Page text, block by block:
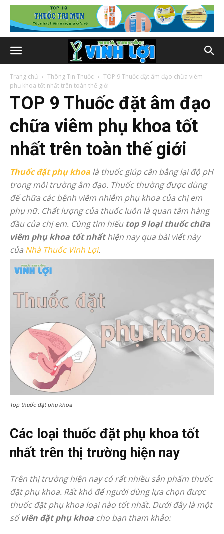
Trang chủ Thông Tin Thuốc
TOP 9 Thuốc đặt âm đạo chữa viêm
phụ khoa tốt nhất trên toàn thế giới
TOP 9 Thuốc đặt âm đạo
chữa viêm phụ khoa tốt
nhất trên toàn thế giới
Thuốc đặt phụ khoa là thuốc giúp cân bằng lại độ pH
trong môi trường âm đạo. Thuốc thường được dùng
để chữa các bệnh viêm nhiễm phụ khoa của chị em
phụ nữ. Chất lượng của thuốc luôn là quan tâm hàng
đầu của chị em. Cùng tìm hiểutop 9 loại thuốc chữa
viêm phụ khoa tốt nhấthiện nay qua bài viết này
của Nhà Thuốc Vinh Lợi.
Top thuốc đặt phụ khoa
Các loại thuốc đặt phụ khoa tốt
nhất trên thị trường hiện nay
Trên thị trường hiện nay có rất nhiều sản phẩm thuốc
đặt phụ khoa. Rất khó để người dùng lựa chọn được
thuốc đặt phụ khoa loại nào tốt nhất. Dưới đây là một
sốviên đặt phụ khoa cho bạn tham khảo: